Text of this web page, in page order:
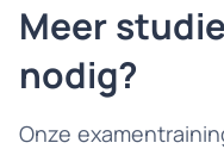
Meer
nodig?
Onze